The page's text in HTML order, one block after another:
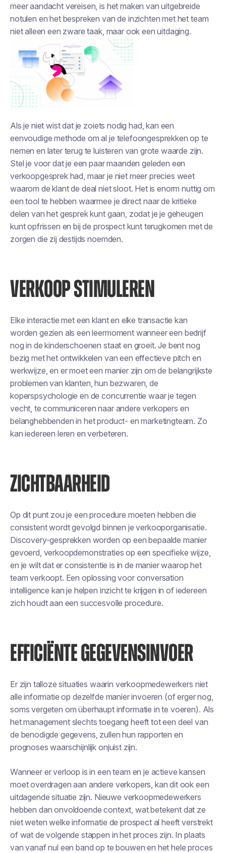
meer aandacht vereisen, is het maken van uitgebreide
notulen en het bespreken van de inzichten met het team
niet alleen een zware taak, maar ook een uitdaging.
Als je niet wist dat je zoiets nodig had, kan een
eenvoudige methode om al je telefoongesprekken op te
nemen en later terug te luisteren van grote waarde zijn.
Stel je voor dat je een paar maanden geleden een
verkoopgesprek had, maar je niet meer precies weet
waarom de klant de deal niet sloot. Het is enorm nuttig om
een tool te hebben waarmee je direct naar de kritieke
delen van het gesprek kunt gaan, zodat je je geheugen
kunt opfrissen en bij de prospect kunt terugkomen met de
zorgen die zij destijds noemden.
VERKOOP STIMULEREN
Elke interactie met een klant en elke transactie kan
worden gezien als een leermoment wanneer een bedrijf
nog in de kinderschoenen staat en groeit. Je bent nog
bezig met het ontwikkelen van een effectieve pitch en
werkwijze, en er moet een manier zijn om de belangrijkste
problemen van klanten, hun bezwaren, de
koperspsychologie en de concurrentie waar je tegen
vecht, te communiceren naar andere verkopers en
belanghebbenden in het product- en marketingteam. Zo
kan iedereen leren en verbeteren.
ZICHTBAARHEID
Op dit punt zou je een procedure moeten hebben die
consistent wordt gevolgd binnen je verkooporganisatie.
Discovery-gesprekken worden op een bepaalde manier
gevoerd, verkoopdemonstraties op een specifieke wijze,
en je wilt dat er consistentie is in de manier waarop het
team verkoopt. Een oplossing voor conversation
intelligence kan je helpen inzicht te krijgen in of iedereen
zich houdt aan een succesvolle procedure.
EFFICIËNTE GEGEVENSINVOER
Er zijn talloze situaties waarin verkoopmedewerkers niet
alle informatie op dezelfde manier invoeren (of erger nog,
soms vergeten om überhaupt informatie in te voeren). Als
het management slechts toegang heeft tot een deel van
de benodigde gegevens, zullen hun rapporten en
prognoses waarschijnlijk onjuist zijn.
Wanneer er verloop is in een team en je actieve kansen
moet overdragen aan andere verkopers, kan dit ook een
uitdagende situatie zijn. Nieuwe verkoopmedewerkers
hebben dan onvoldoende context, wat betekent dat ze
niet weten welke informatie de prospect al heeft verstrekt
of wat de volgende stappen in het proces zijn. In plaats
van vanaf nul een band op te bouwen en het hele proces